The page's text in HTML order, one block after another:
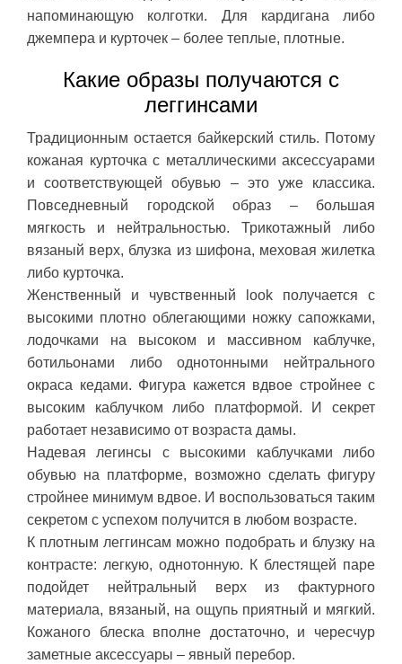
напоминающую колготки. Для кардигана либо
джемпера и курточек – более теплые, плотные.
Какие образы получаются с
леггинсами
Традиционным остается байкерский стиль. Потому
кожаная курточка с металлическими аксессуарами
и соответствующей обувью – это уже классика.
Повседневный городской образ – большая
мягкость и нейтральностью. Трикотажный либо
вязаный верх, блузка из шифона, меховая жилетка
либо курточка.
Женственный и чувственный look получается с
высокими плотно облегающими ножку сапожками,
лодочками на высоком и массивном каблучке,
ботильонами либо однотонными нейтрального
окраса кедами. Фигура кажется вдвое стройнее с
высоким каблучком либо платформой. И секрет
работает независимо от возраста дамы.
Надевая легинсы с высокими каблучками либо
обувью на платформе, возможно сделать фигуру
стройнее минимум вдвое. И воспользоваться таким
секретом с успехом получится в любом возрасте.
К плотным леггинсам можно подобрать и блузку на
контрасте: легкую, однотонную. К блестящей паре
подойдет нейтральный верх из фактурного
материала, вязаный, на ощупь приятный и мягкий.
Кожаного блеска вполне достаточно, и чересчур
заметные аксессуары – явный перебор.